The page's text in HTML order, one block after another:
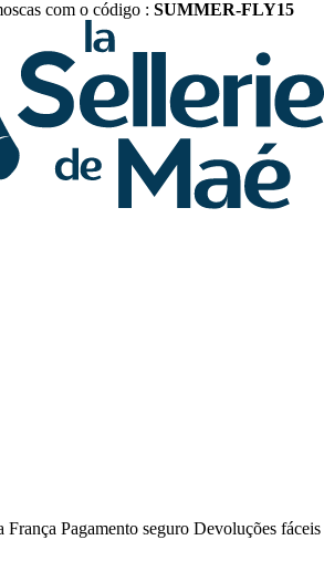
com o código : SUMMER-FLY15
França Pagamento seguro Devoluções fáceis